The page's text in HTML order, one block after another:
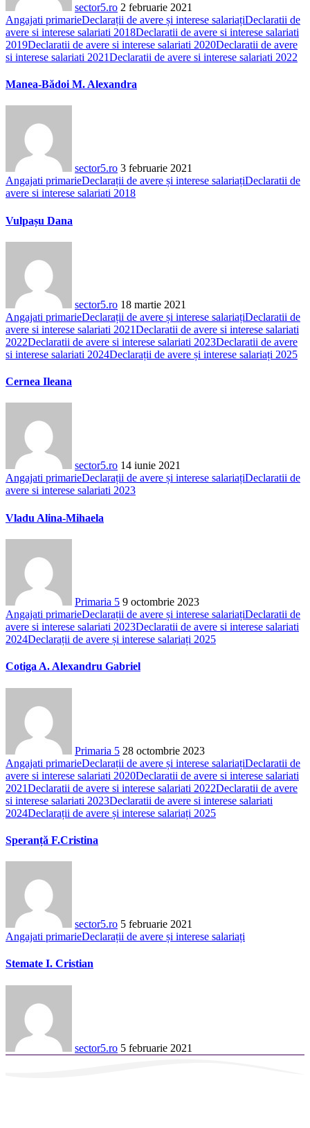
sector5.ro 2 februarie 2021
Angajati primarieDeclarații de avere și interese salariațiDeclaratii de
avere si interese salariati 2018Declaratii de avere si interese salariati
2019Declaratii de avere si interese salariati 2020Declaratii de avere
si interese salariati 2021Declaratii de avere si interese salariati 2022
Manea-Bădoi M. Alexandra
sector5.ro 3 februarie 2021
Angajati primarieDeclarații de avere și interese salariațiDeclaratii de
avere si interese salariati 2018
Vulpașu Dana
sector5.ro 18 martie 2021
Angajati primarieDeclarații de avere și interese salariațiDeclaratii de
avere si interese salariati 2021Declaratii de avere si interese salariati
2022Declaratii de avere si interese salariati 2023Declaratii de avere
si interese salariati 2024Declarații de avere și interese salariați 2025
Cernea Ileana
sector5.ro 14 iunie 2021
Angajati primarieDeclarații de avere și interese salariațiDeclaratii de
avere si interese salariati 2023
Vladu Alina-Mihaela
Primaria 5 9 octombrie 2023
Angajati primarieDeclarații de avere și interese salariațiDeclaratii de
avere si interese salariati 2023Declaratii de avere si interese salariati
2024Declarații de avere și interese salariați 2025
Cotiga A. Alexandru Gabriel
Primaria 5 28 octombrie 2023
Angajati primarieDeclarații de avere și interese salariațiDeclaratii de
avere si interese salariati 2020Declaratii de avere si interese salariati
2021Declaratii de avere si interese salariati 2022Declaratii de avere
si interese salariati 2023Declaratii de avere si interese salariati
2024Declarații de avere și interese salariați 2025
Speranță F.Cristina
sector5.ro 5 februarie 2021
Angajati primarieDeclarații de avere și interese salariați
Stemate I. Cristian
sector5.ro 5 februarie 2021